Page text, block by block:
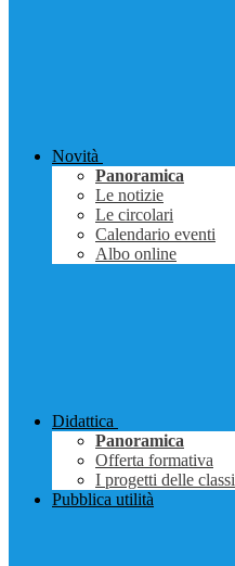
Novità
Panoramica
Le notizie
Le circolari
Calendario eventi
Albo online
Didattica
Panoramica
Offerta formativa
I progetti delle classi
Pubblica utilità